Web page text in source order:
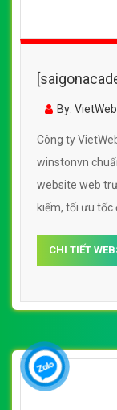
trường
By:
Công ty
winstonvn
website web
kiếm, tối ưu tốc
non winstonvn
CHI TIẾT